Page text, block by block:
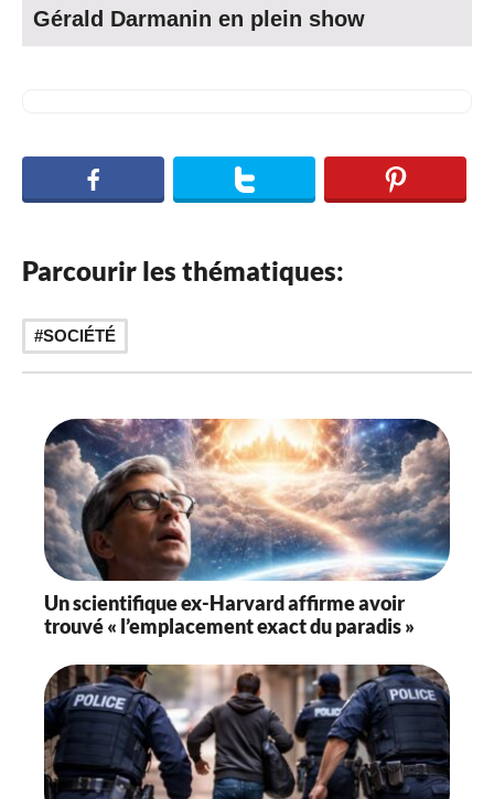
Gérald Darmanin en plein show
Parcourir les thématiques:
SOCIÉTÉ
Un scientifique ex-Harvard affirme avoir
trouvé « l’emplacement exact du paradis »